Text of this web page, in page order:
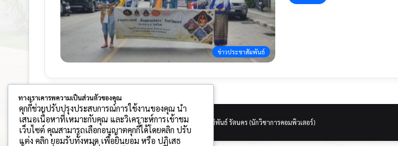
ข่าวประชาสัมพันธ์
© Copyright 2026, All Rights Reserved | พัฒนาโดย กิตติพันธ์ รัตนคร (นักวิชาการคอมพิวเตอร์)
ทางเราเคารพความเป็นส่วนตัวของคุณ
คุกกี้ช่วยปรับปรุงประสบการณ์การใช้งานของคุณ นำ
เสนอเนื้อหาที่เหมาะกับคุณ และวิเคราะห์การเข้าชม
เว็บไซต์ คุณสามารถเลือกอนุญาตคุกกี้ได้โดยคลิก ปรับ
แต่ง คลิก ยอมรับทั้งหมด เพื่อยินยอม หรือ ปฏิเสธ